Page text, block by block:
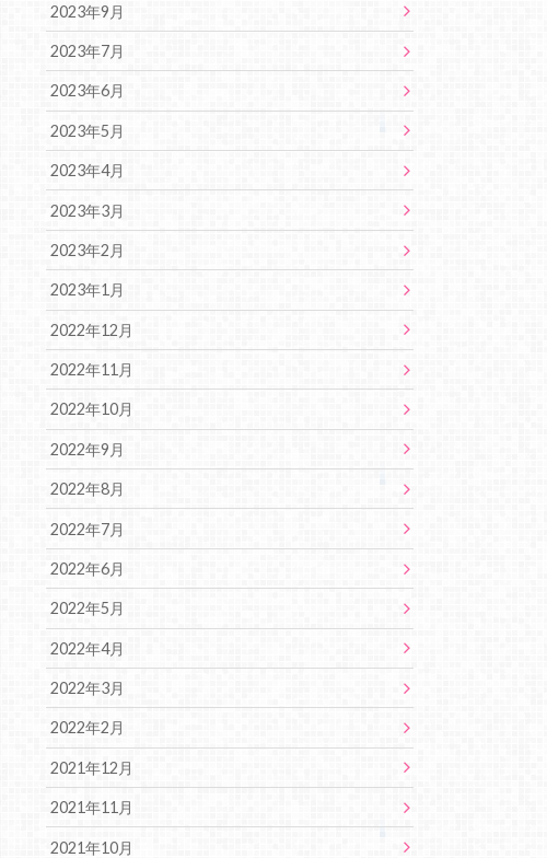
2023年9月
2023年7月
2023年6月
2023年5月
2023年4月
2023年3月
2023年2月
2023年1月
2022年12月
2022年11月
2022年10月
2022年9月
2022年8月
2022年7月
2022年6月
2022年5月
2022年4月
2022年3月
2022年2月
2021年12月
2021年11月
2021年10月